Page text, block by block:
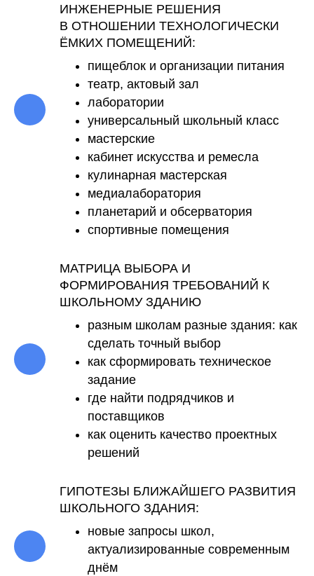
ИНЖЕНЕРНЫЕ РЕШЕНИЯ
В ОТНОШЕНИИ ТЕХНОЛОГИЧЕСКИ
ЁМКИХ ПОМЕЩЕНИЙ:
пищеблок и организации питания
театр, актовый зал
лаборатории
универсальный школьный класс
мастерские
кабинет искусства и ремесла
кулинарная мастерская
медиалаборатория
планетарий и обсерватория
спортивные помещения
МАТРИЦА ВЫБОРА И
ФОРМИРОВАНИЯ ТРЕБОВАНИЙ К
ШКОЛЬНОМУ ЗДАНИЮ
разным школам разные здания: как
сделать точный выбор
как сформировать техническое
задание
где найти подрядчиков и
поставщиков
как оценить качество проектных
решений
ГИПОТЕЗЫ БЛИЖАЙШЕГО РАЗВИТИЯ
ШКОЛЬНОГО ЗДАНИЯ:
новые запросы школ,
актуализированные современным
днём